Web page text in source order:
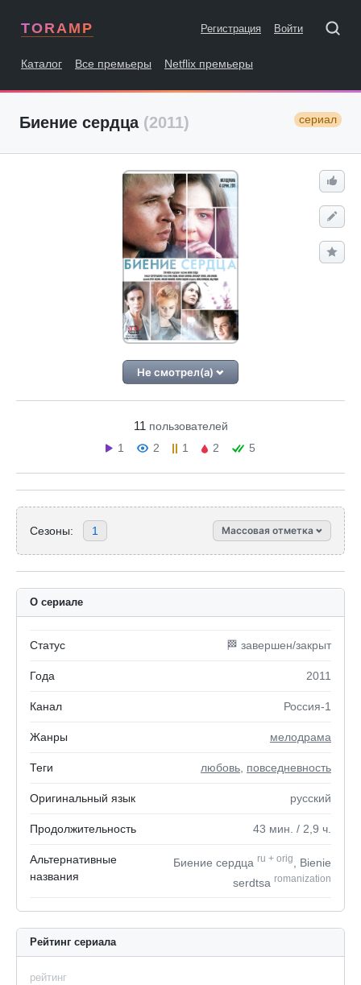
TORAMP Регистрация Войти
Каталог Все премьеры Netflix премьеры
Биение сердца (2011) сериал
Не смотрел(а)
11 пользователей
1
2 1 2 5
Сезоны: 1 Массовая отметка
О сериале
Статус 🏁 завершен/закрыт
Года 2011
Канал Россия-1
Жанры мелодрама
Теги любовь повседневность
Оригинальный язык русский
Продолжительность 43 мин. / 2,9 ч.
Альтернативные
названия
Биение сердца ru + orig
, Bienie
serdtsa romanization
Рейтинг сериала
рейтинг